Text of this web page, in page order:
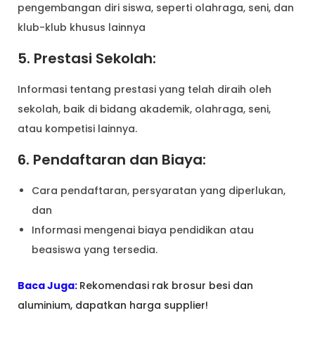
pengembangan diri siswa, seperti olahraga, seni, dan
klub-klub khusus lainnya
5. Prestasi Sekolah:
Informasi tentang prestasi yang telah diraih oleh
sekolah, baik di bidang akademik, olahraga, seni,
atau kompetisi lainnya.
6. Pendaftaran dan Biaya:
Cara pendaftaran, persyaratan yang diperlukan,
dan
Informasi mengenai biaya pendidikan atau
beasiswa yang tersedia.
Baca Juga: Rekomendasi rak brosur besi dan
aluminium, dapatkan harga supplier!